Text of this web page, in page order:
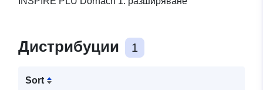
Дистрибуции 1
Sort